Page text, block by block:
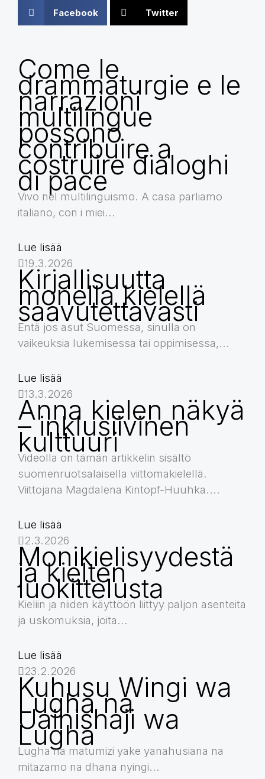
Facebook Twitter
Come le
drammaturgie e le
narrazioni
multilingue
possono
contribuire a
costruire dialoghi
di pace
Vivo nel multilinguismo. A casa parliamo
italiano, con i miei...
Lue lisää
19.3.2026
Kirjallisuutta
monella kielellä
saavutettavasti
Entä jos asut Suomessa, sinulla on
vaikeuksia lukemisessa tai oppimisessa,...
Lue lisää
13.3.2026
Anna kielen näkyä
– inklusiivinen
kulttuuri
Videolla on tämän artikkelin sisältö
suomenruotsalaisella viittomakielellä.
Viittojana Magdalena Kintopf-Huuhka....
Lue lisää
2.3.2026
Monikielisyydestä
ja kielten
luokittelusta
Kieliin ja niiden käyttöön liittyy paljon asenteita
ja uskomuksia, joita...
Lue lisää
23.2.2026
Kuhusu Wingi wa
Lugha na
Uainishaji wa
Lugha
Lugha na matumizi yake yanahusiana na
mitazamo na dhana nyingi...